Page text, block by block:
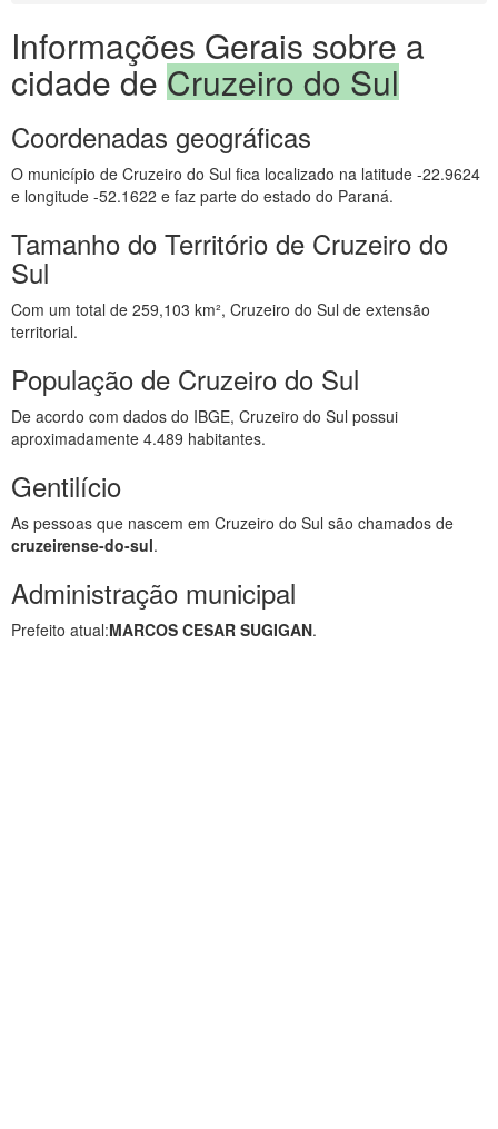
Informações Gerais sobre a
cidade de Cruzeiro do Sul
Coordenadas geográficas
O município de Cruzeiro do Sul fica localizado na latitude -22.9624
e longitude -52.1622 e faz parte do estado do Paraná.
Tamanho do Território de Cruzeiro do
Sul
Com um total de 259,103 km², Cruzeiro do Sul de extensão
territorial.
População de Cruzeiro do Sul
De acordo com dados do IBGE, Cruzeiro do Sul possui
aproximadamente 4.489 habitantes.
Gentilício
As pessoas que nascem em Cruzeiro do Sul são chamados de
cruzeirense-do-sul.
Administração municipal
Prefeito atual:MARCOS CESAR SUGIGAN.